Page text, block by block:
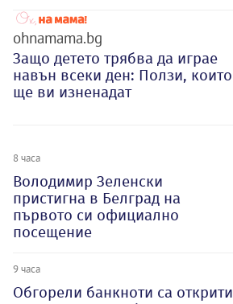
ohnamama.bg
Защо детето трябва да играе
навън всеки ден: Ползи, които
ще ви изненадат
8 часа
Володимир Зеленски
пристигна в Белград на
първото си официално
посещение
9 часа
Обгорели банкноти са открити